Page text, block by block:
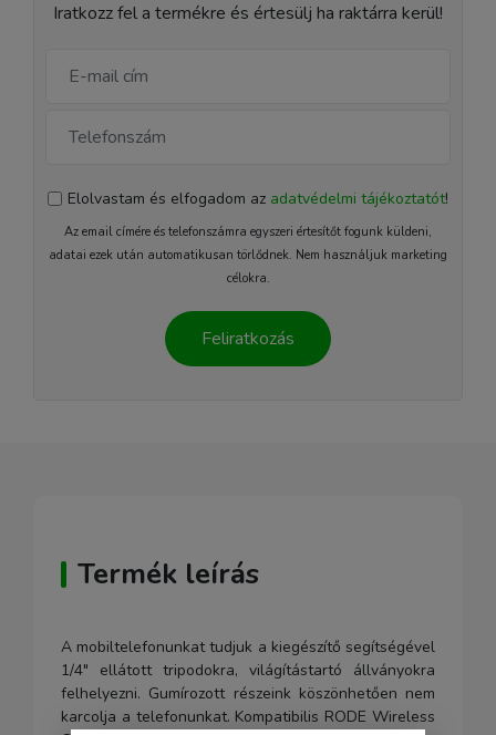
Iratkozz fel a termékre és értesülj ha raktárra kerül!
Elolvastam és elfogadom az adatvédelmi tájékoztatót!
Az email címére és telefonszámra egyszeri értesítőt fogunk küldeni,
adatai ezek után automatikusan törlődnek. Nem használjuk marketing
célokra.
Feliratkozás
Termék leírás
A mobiltelefonunkat tudjuk a kiegészítő segítségével
1/4" ellátott tripodokra, világítástartó állványokra
felhelyezni. Gumírozott részeink köszönhetően nem
karcolja a telefonunkat. Kompatibilis RODE Wireless